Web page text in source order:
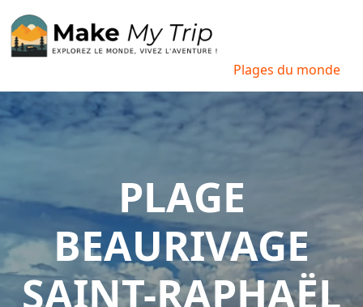
Plages du monde
PLAGE
BEAURIVAGE
SAINT-RAPHAËL